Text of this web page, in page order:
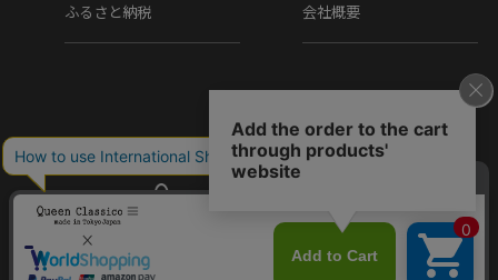
Item Information
MAGNANNI / マグナーニ
Made in Spain / スペイン製
▼品番
ふるさと納税 会社概要
Copyright (C) Q.R.C Co., Ltd. All Rights reserved.